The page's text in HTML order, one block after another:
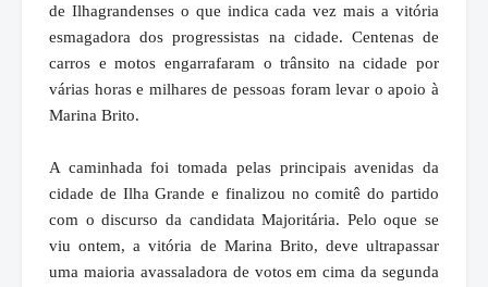
de Ilhagrandenses o que indica cada vez mais a vitória
esmagadora dos progressistas na cidade. Centenas de
carros e motos engarrafaram o trânsito na cidade por
várias horas e milhares de pessoas foram levar o apoio à
Marina Brito.
A caminhada foi tomada pelas principais avenidas da
cidade de Ilha Grande e finalizou no comitê do partido
com o discurso da candidata Majoritária. Pelo oque se
viu ontem, a vitória de Marina Brito, deve ultrapassar
uma maioria avassaladora de votos em cima da segunda